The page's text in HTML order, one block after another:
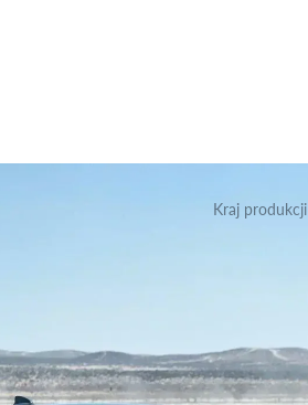
Kraj produkcji